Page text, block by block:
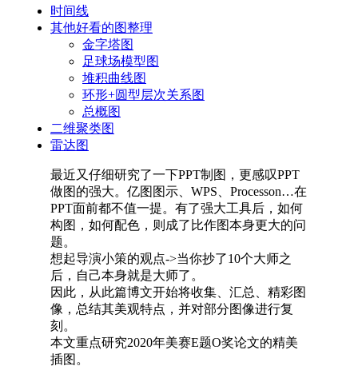
时间线
其他好看的图整理
金字塔图
足球场模型图
堆积曲线图
环形+圆型层次关系图
总概图
二维聚类图
雷达图
最近又仔细研究了一下PPT制图，更感叹PPT
做图的强大。亿图图示、WPS、Processon…在
PPT面前都不值一提。有了强大工具后，如何
构图，如何配色，则成了比作图本身更大的问
题。
想起导演小策的观点->当你抄了10个大师之
后，自己本身就是大师了。
因此，从此篇博文开始将收集、汇总、精彩图
像，总结其美观特点，并对部分图像进行复
刻。
本文重点研究2020年美赛E题O奖论文的精美
插图。